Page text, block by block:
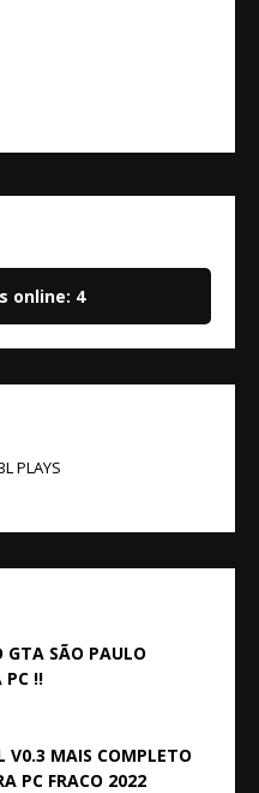
online: 4
PLAYS
GTA SÃO PAULO
PC !!
V0.3 MAIS COMPLETO
PC FRACO 2022